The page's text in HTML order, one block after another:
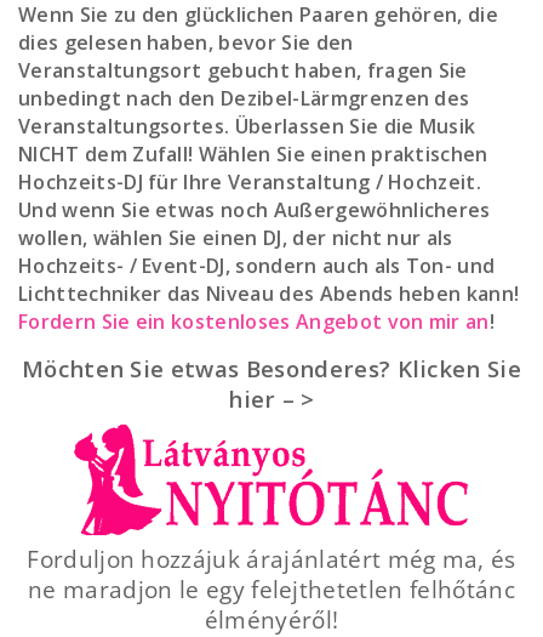
Wenn Sie zu den glücklichen Paaren gehören, die
dies gelesen haben, bevor Sie den
Veranstaltungsort gebucht haben, fragen Sie
unbedingt nach den Dezibel-Lärmgrenzen des
Veranstaltungsortes. Überlassen Sie die Musik
NICHT dem Zufall! Wählen Sie einen praktischen
Hochzeits-DJ für Ihre Veranstaltung / Hochzeit.
Und wenn Sie etwas noch Außergewöhnlicheres
wollen, wählen Sie einen DJ, der nicht nur als
Hochzeits- / Event-DJ, sondern auch als Ton- und
Lichttechniker das Niveau des Abends heben kann!
Fordern Sie ein kostenloses Angebot von mir an!
Möchten Sie etwas Besonderes? Klicken Sie
hier – >
Forduljon hozzájuk árajánlatért még ma, és
ne maradjon le egy felejthetetlen felhőtánc
élményéről!